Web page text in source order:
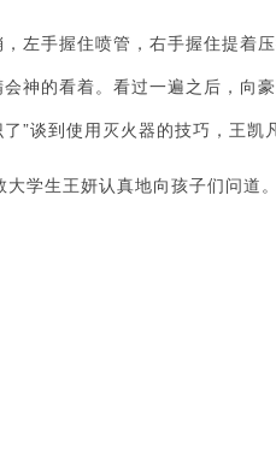
左手握住喷管，右手握住提
神的看着。看过一遍之后，向
”谈到使用灭火器的技巧，王
学生王妍认真地向孩子们问